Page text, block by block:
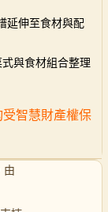
延伸至食材與配
式與食材組合整理
受智慧財產權保
由